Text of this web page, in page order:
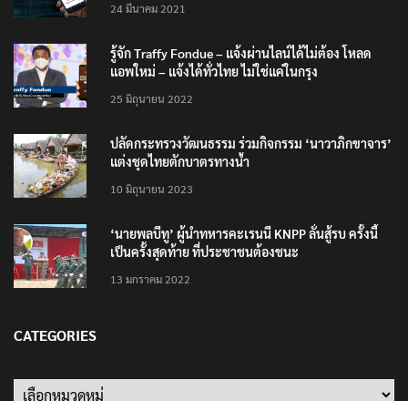
24 มีนาคม 2021
รู้จัก Traffy Fondue – แจ้งผ่านไลน์ได้ไม่ต้อง โหลด
แอพใหม่ – แจ้งได้ทั่วไทย ไม่ใช่แค่ในกรุง
25 มิถุนายน 2022
ปลัดกระทรวงวัฒนธรรม ร่วมกิจกรรม ‘นาวาภิกขาจาร’
แต่งชุดไทยตักบาตรทางน้ำ
10 มิถุนายน 2023
‘นายพลบีทู’ ผู้นำทหารคะเรนนี KNPP ลั่นสู้รบ ครั้งนี้
เป็นครั้งสุดท้าย ที่ประชาชนต้องชนะ
13 มกราคม 2022
CATEGORIES
Categories